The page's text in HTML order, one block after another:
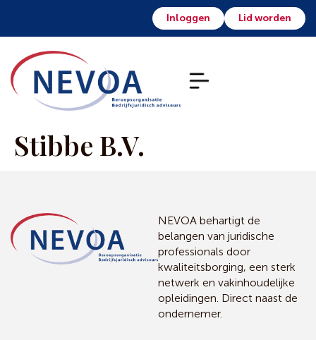
Inloggen Lid worden
Stibbe B.V.
NEVOA behartigt de
belangen van juridische
professionals door
kwaliteitsborging, een sterk
netwerk en vakinhoudelijke
opleidingen. Direct naast de
ondernemer.